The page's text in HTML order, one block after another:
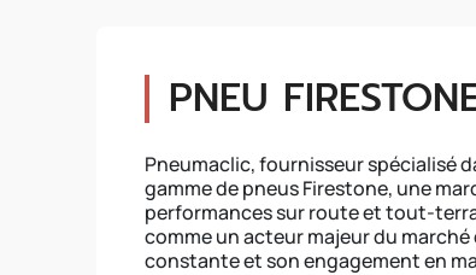
PNEU
Pneumaclic, fournisseur spécialisé
gamme de pneus Firestone, une
performances sur route et tout-
comme un acteur majeur du
constante et son engagement en